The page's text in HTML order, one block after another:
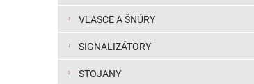
VLASCE A ŠNÚRY
SIGNALIZÁTORY
STOJANY